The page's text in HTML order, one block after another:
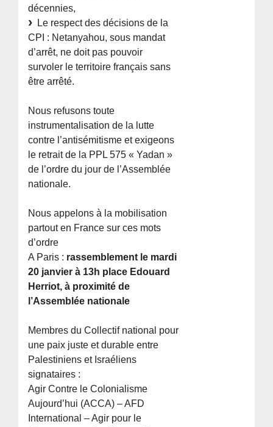
décennies,
Le respect des décisions de la
CPI : Netanyahou, sous mandat
d’arrêt, ne doit pas pouvoir
survoler le territoire français sans
être arrêté.
Nous refusons toute
instrumentalisation de la lutte
contre l’antisémitisme et exigeons
le retrait de la PPL 575 « Yadan »
de l’ordre du jour de l’Assemblée
nationale.
Nous appelons à la mobilisation
partout en France sur ces mots
d’ordre
A Paris : rassemblement le mardi
20 janvier à 13h place Edouard
Herriot, à proximité de
l’Assemblée nationale
Membres du Collectif national pour
une paix juste et durable entre
Palestiniens et Israéliens
signataires :
Agir Contre le Colonialisme
Aujourd’hui (ACCA) – AFD
International – Agir pour le